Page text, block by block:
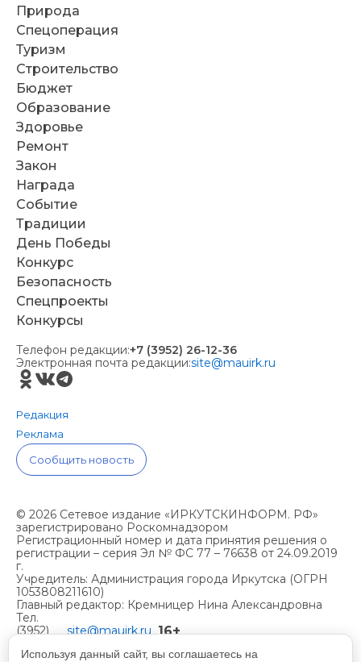
Природа
Спецоперация
Туризм
Строительство
Бюджет
Образование
Здоровье
Ремонт
Закон
Награда
Событие
Традиции
День Победы
Конкурс
Безопасность
Спецпроекты
Конкурсы
Телефон редакции:+7 (3952) 26-12-36
Электронная почта редакции:site@mauirk.ru
Редакция
Реклама
Сообщить новость
© 2026 Сетевое издание «ИРКУТСКИНФОРМ. РФ»
зарегистрировано Роскомнадзором
Регистрационный номер и дата принятия решения о
регистрации – серия Эл № ФС 77 – 76638 от 24.09.2019
г.
Учредитель: Администрация города Иркутска (ОГРН
1053808211610)
Главный редактор: Кремницер Нина Александровна
Тел.
(3952)
site@mauirk.ru 16+
Используя данный сайт, вы соглашаетесь на